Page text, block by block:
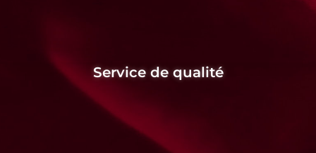
Service de qualité